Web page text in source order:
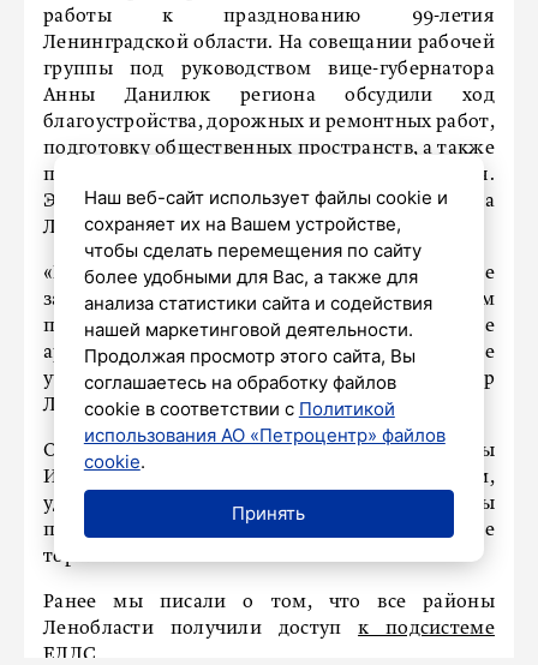
работы к празднованию 99-летия
Ленинградской области. На совещании рабочей
группы под руководством вице-губернатора
Анны Данилюк региона обсудили ход
благоустройства, дорожных и ремонтных работ,
подготовку общественных пространств, а также
площадок для гостей и маршрутов движения.
Это передает пресс-служба стройблока
Ленинградской области.
«Работа идет в плотном режиме: где-то уже
завершаем благоустройство, где-то добираем
последние элементы – покрытие, малые
архитектурные формы, озеленение, дорожные
участки», – подчеркнул вице-губернатор
Ленинградской области Евгений Барановский.
Он также отметил, что главное – чтобы
Ивангород встретил праздник аккуратным,
удобным и ухоженным, а результаты
подготовки остались жителям и после
торжества.
Ранее мы писали о том, что все районы
Ленобласти получили доступк подсистеме
ЕДДС.
Наш веб-сайт использует файлы cookie и
сохраняет их на Вашем устройстве,
чтобы сделать перемещения по сайту
более удобными для Вас, а также для
анализа статистики сайта и содействия
нашей маркетинговой деятельности.
Продолжая просмотр этого сайта, Вы
соглашаетесь на обработку файлов
cookie в соответствии с Политикой
использования АО «Петроцентр» файлов
cookie.
Принять